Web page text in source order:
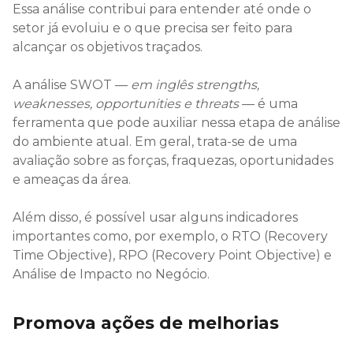
Essa análise contribui para entender até onde o
setor já evoluiu e o que precisa ser feito para
alcançar os objetivos traçados.
A análise SWOT — em inglês strengths,
weaknesses, opportunities e threats— é uma
ferramenta que pode auxiliar nessa etapa de análise
do ambiente atual. Em geral, trata-se de uma
avaliação sobre as forças, fraquezas, oportunidades
e ameaças da área.
Além disso, é possível usar alguns indicadores
importantes como, por exemplo, o RTO (Recovery
Time Objective), RPO (Recovery Point Objective) e
Análise de Impacto no Negócio.
Promova ações de melhorias